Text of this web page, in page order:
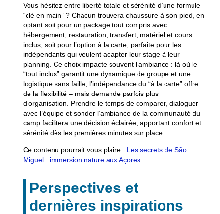
Vous hésitez entre liberté totale et sérénité d’une formule
“clé en main” ? Chacun trouvera chaussure à son pied, en
optant soit pour un package tout compris avec
hébergement, restauration, transfert, matériel et cours
inclus, soit pour l’option à la carte, parfaite pour les
indépendants qui veulent adapter leur stage à leur
planning. Ce choix impacte souvent l’ambiance : là où le
“tout inclus” garantit une dynamique de groupe et une
logistique sans faille, l’indépendance du “à la carte” offre
de la flexibilité – mais demande parfois plus
d’organisation. Prendre le temps de comparer, dialoguer
avec l’équipe et sonder l’ambiance de la communauté du
camp facilitera une décision éclairée, apportant confort et
sérénité dès les premières minutes sur place.
Ce contenu pourrait vous plaire : Les secrets de São
Miguel : immersion nature aux Açores
Perspectives et
dernières inspirations